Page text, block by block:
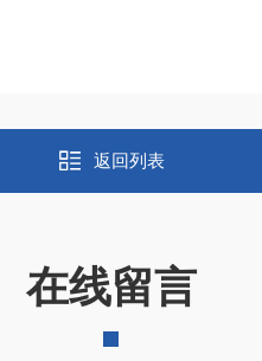
返回列表
在线留言